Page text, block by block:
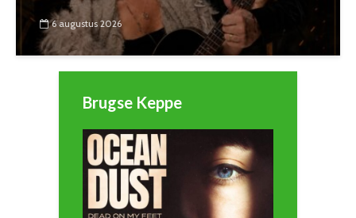
6 augustus 2026
Brugse Keppe